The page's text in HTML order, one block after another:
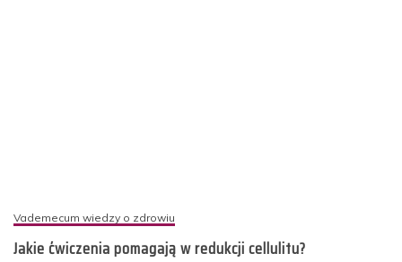
Vademecum wiedzy o zdrowiu
Jakie ćwiczenia pomagają w redukcji cellulitu?